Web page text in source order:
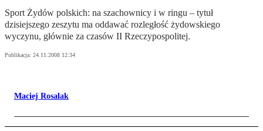
Sport Żydów polskich: na szachownicy i w ringu – tytuł
dzisiejszego zeszytu ma oddawać rozległość żydowskiego
wyczynu, głównie za czasów II Rzeczypospolitej.
Publikacja: 24.11.2008 12:34
Maciej Rosalak